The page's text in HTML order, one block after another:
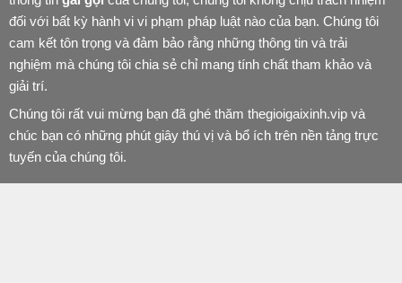
đối với bất kỳ hành vi vi phạm pháp luật nào của bạn. Chúng tôi
cam kết tôn trọng và đảm bảo rằng những thông tin và trải
nghiệm mà chúng tôi chia sẻ chỉ mang tính chất tham khảo và
giải trí.
Chúng tôi rất vui mừng bạn đã ghé thăm thegioigaixinh.vip và
chúc bạn có những phút giây thú vị và bổ ích trên nền tảng trực
tuyến của chúng tôi.